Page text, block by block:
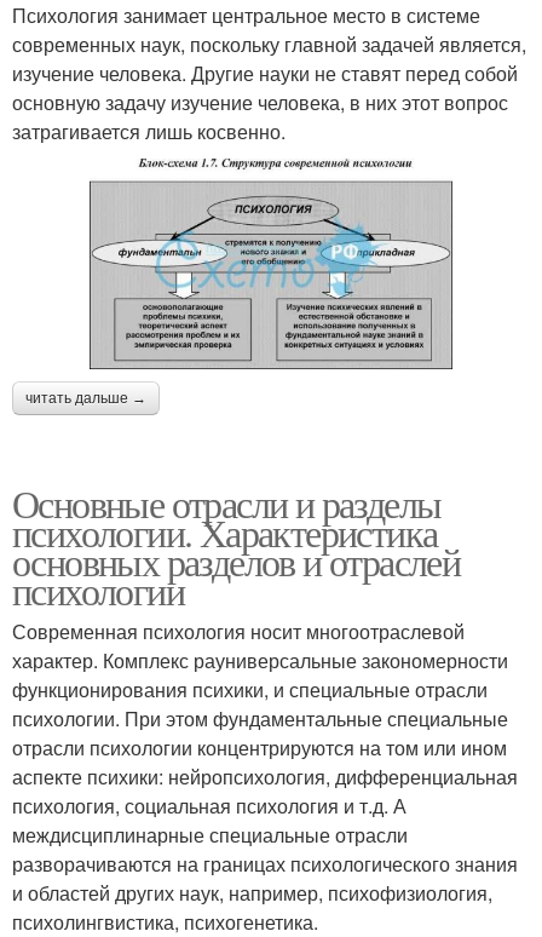
Психология занимает центральное место в системе
современных наук, поскольку главной задачей является,
изучение человека. Другие науки не ставят перед собой
основную задачу изучение человека, в них этот вопрос
затрагивается лишь косвенно.
читать дальше →
Основные отрасли и разделы
психологии. Характеристика
основных разделов и отраслей
психологии
Современная психология носит многоотраслевой
характер. Комплекс рауниверсальные закономерности
функционирования психики, и специальные отрасли
психологии. При этом фундаментальные специальные
отрасли психологии концентрируются на том или ином
аспекте психики: нейропсихология, дифференциальная
психология, социальная психология и т.д. А
междисциплинарные специальные отрасли
разворачиваются на границах психологического знания
и областей других наук, например, психофизиология,
психолингвистика, психогенетика.